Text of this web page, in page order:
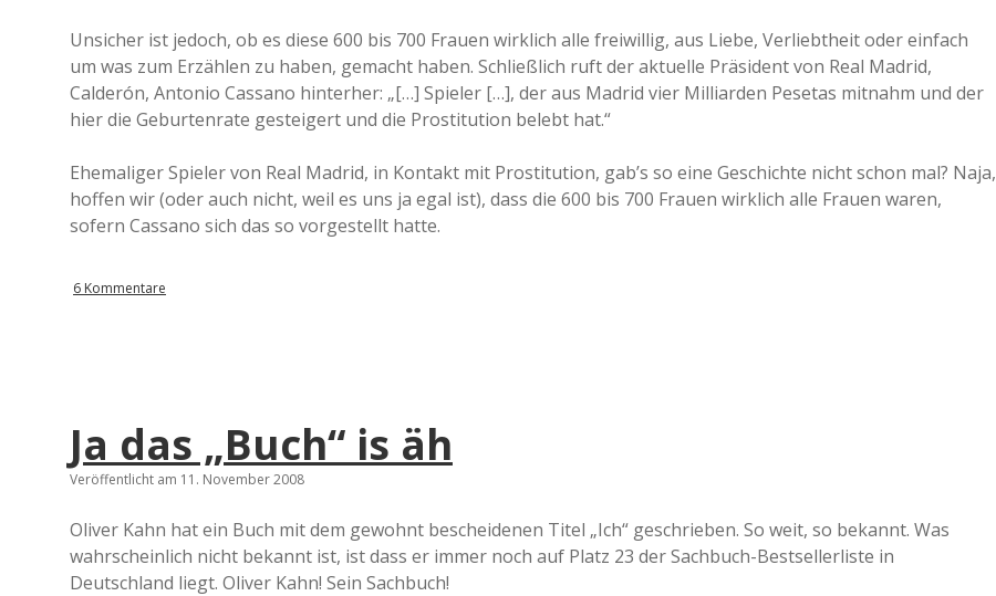
Unsicher ist jedoch, ob es diese 600 bis 700 Frauen wirklich alle freiwillig, aus Liebe, Verliebtheit oder einfach
um was zum Erzählen zu haben, gemacht haben. Schließlich ruft der aktuelle Präsident von Real Madrid,
Calderón, Antonio Cassano hinterher: „[…] Spieler […], der aus Madrid vier Milliarden Pesetas mitnahm und der
hier die Geburtenrate gesteigert und die Prostitution belebt hat.“
Ehemaliger Spieler von Real Madrid, in Kontakt mit Prostitution, gab’s so eine Geschichte nicht schon mal? Naja,
hoffen wir (oder auch nicht, weil es uns ja egal ist), dass die 600 bis 700 Frauen wirklich alle Frauen waren,
sofern Cassano sich das so vorgestellt hatte.
6 Kommentare
Ja das „Buch“ is äh
Veröffentlicht am 11. November 2008
Oliver Kahn hat ein Buch mit dem gewohnt bescheidenen Titel „Ich“ geschrieben. So weit, so bekannt. Was
wahrscheinlich nicht bekannt ist, ist dass er immer noch auf Platz 23 der Sachbuch-Bestsellerliste in
Deutschland liegt. Oliver Kahn! Sein Sachbuch!